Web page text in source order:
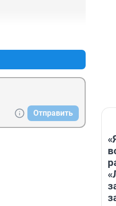
Отправить